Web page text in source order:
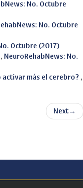
No. Octubre
No. Octubre
Octubre (2017)
, NeuroRehabNews: No.
activar más el cerebro? ,
Next →